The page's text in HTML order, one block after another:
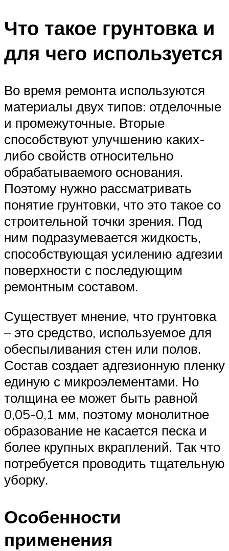
Что такое грунтовка и
для чего используется
Во время ремонта используются
материалы двух типов: отделочные
и промежуточные. Вторые
способствуют улучшению каких-
либо свойств относительно
обрабатываемого основания.
Поэтому нужно рассматривать
понятие грунтовки, что это такое со
строительной точки зрения. Под
ним подразумевается жидкость,
способствующая усилению адгезии
поверхности с последующим
ремонтным составом.
Существует мнение, что грунтовка
– это средство, используемое для
обеспыливания стен или полов.
Состав создает адгезионную пленку
единую с микроэлементами. Но
толщина ее может быть равной
0,05-0,1 мм, поэтому монолитное
образование не касается песка и
более крупных вкраплений. Так что
потребуется проводить тщательную
уборку.
Особенности
применения